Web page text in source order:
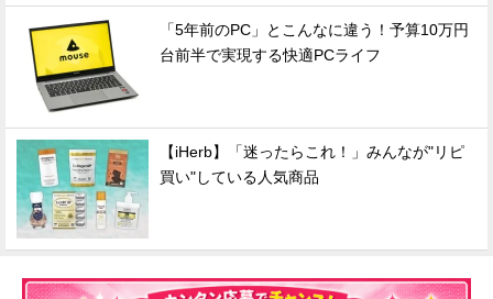
「5年前のPC」とこんなに違う！予算10万円
台前半で実現する快適PCライフ
【iHerb】「迷ったらこれ！」みんなが"リピ
買い"している人気商品